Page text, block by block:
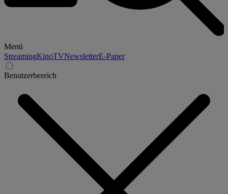
Menü
StreamingKinoTVNewsletterE-Paper
Benutzerbereich